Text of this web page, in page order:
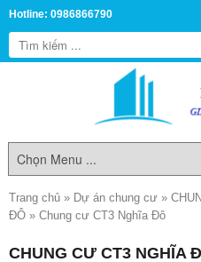
Hotline: 0986866790
Trang chủ » Dự án chung cư »
ĐÔ » Chung cư CT3 Nghĩa Đô
CHUNG CƯ CT3 NGHĨA